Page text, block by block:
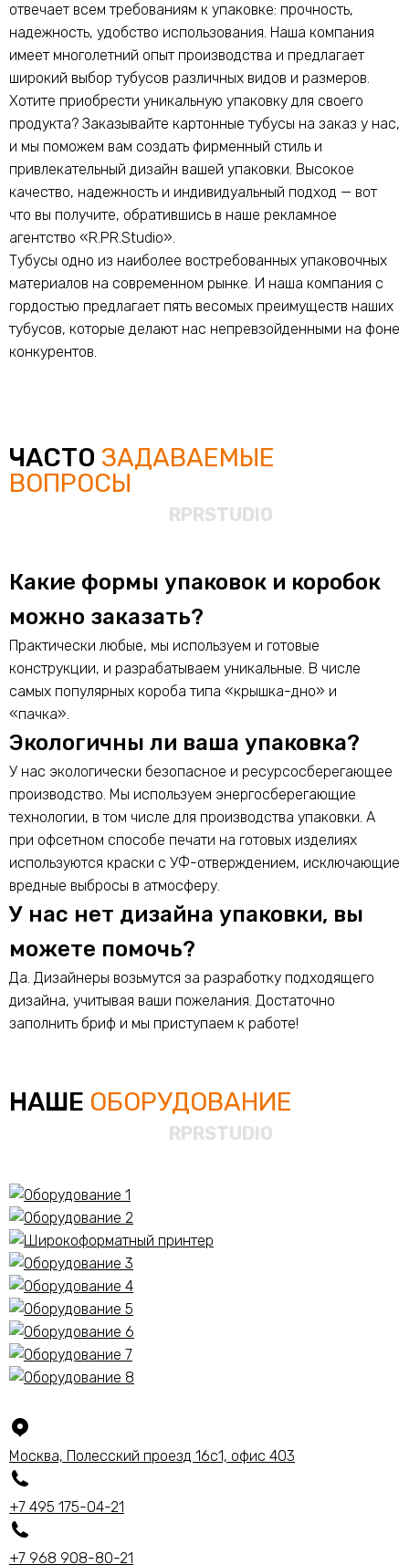
отвечает всем требованиям к упаковке: прочность,
надежность, удобство использования. Наша компания
имеет многолетний опыт производства и предлагает
широкий выбор тубусов различных видов и размеров.
Хотите приобрести уникальную упаковку для своего
продукта? Заказывайте картонные тубусы на заказ у нас,
и мы поможем вам создать фирменный стиль и
привлекательный дизайн вашей упаковки. Высокое
качество, надежность и индивидуальный подход — вот
что вы получите, обратившись в наше рекламное
агентство «R.PR.Studio».
Тубусы одно из наиболее востребованных упаковочных
материалов на современном рынке. И наша компания с
гордостью предлагает пять весомых преимуществ наших
тубусов, которые делают нас непревзойденными на фоне
конкурентов.
ЧАСТО ЗАДАВАЕМЫЕ
ВОПРОСЫ
Какие формы упаковок и коробок
можно заказать?
Практически любые, мы используем и готовые
конструкции, и разрабатываем уникальные. В числе
самых популярных короба типа «крышка-дно» и
«пачка».
Экологичны ли ваша упаковка?
У нас экологически безопасное и ресурсосберегающее
производство. Мы используем энергосберегающие
технологии, в том числе для производства упаковки. А
при офсетном способе печати на готовых изделиях
используются краски с УФ-отверждением, исключающие
вредные выбросы в атмосферу.
У нас нет дизайна упаковки, вы
можете помочь?
Да. Дизайнеры возьмутся за разработку подходящего
дизайна, учитывая ваши пожелания. Достаточно
заполнить бриф и мы приступаем к работе!
НАШЕ ОБОРУДОВАНИЕ
Москва, Полесский проезд 16с1, офис 403
+7 495 175-04-21
+7 968 908-80-21